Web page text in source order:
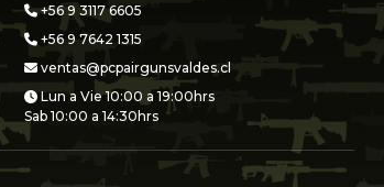
+56 9 3117 6605
+56 9 7642 1315
ventas@pcpairgunsvaldes.cl
Lun a Vie 10:00 a 19:00hrs
Sab 10:00 a 14:30hrs